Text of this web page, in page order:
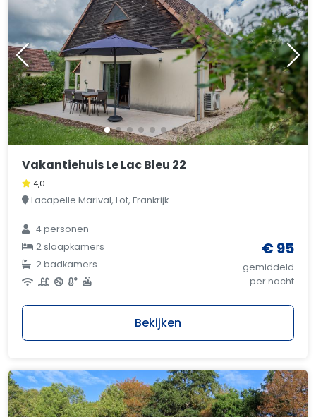
Vakantiehuis Le Lac Bleu 22
4,0
Lacapelle Marival, Lot, Frankrijk
4 personen
2 slaapkamers
2 badkamers
€ 95
gemiddeld
per nacht
Bekijken